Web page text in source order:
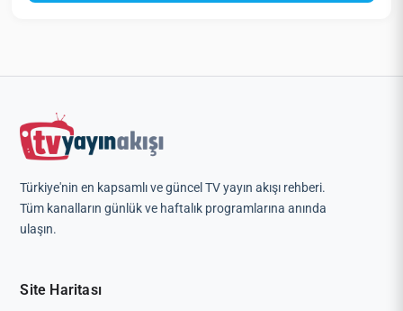
Türkiye'nin en kapsamlı ve güncel TV yayın akışı rehberi.
Tüm kanalların günlük ve haftalık programlarına anında
ulaşın.
Site Haritası